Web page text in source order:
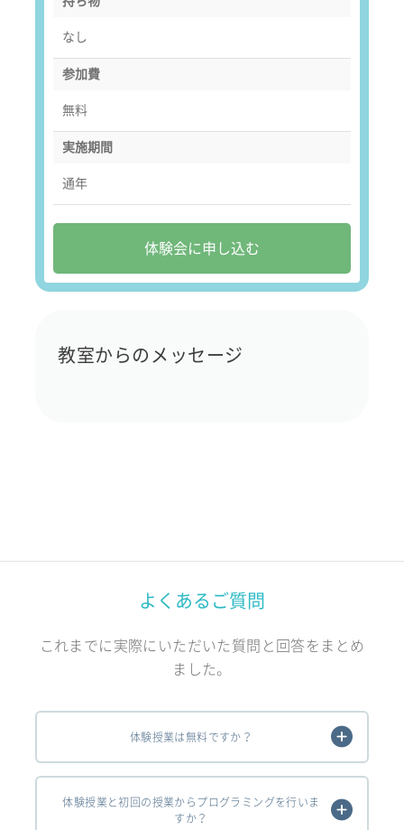
なし
参加費
無料
実施期間
通年
体験会に申し込む
教室からのメッセージ
よくあるご質問
これまでに実際にいただいた質問と回答をまとめ
ました。
体験授業は無料ですか？
体験授業と初回の授業からプログラミングを行いま
すか？